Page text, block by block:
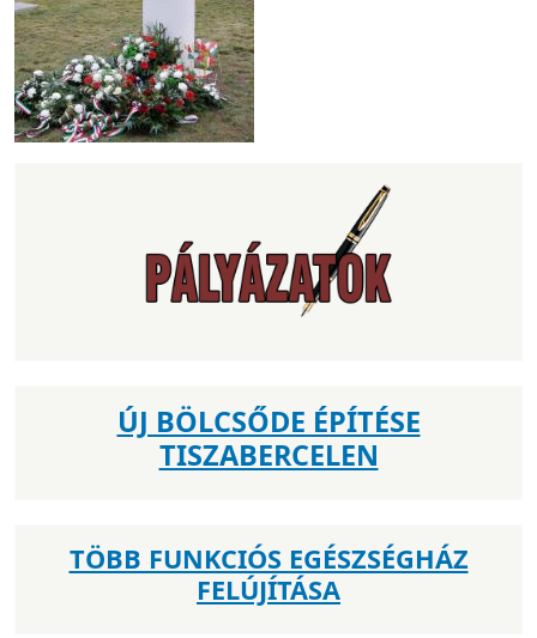
ÚJ BÖLCSŐDE ÉPÍTÉSE
TISZABERCELEN
TÖBB FUNKCIÓS EGÉSZSÉGHÁZ
FELÚJÍTÁSA